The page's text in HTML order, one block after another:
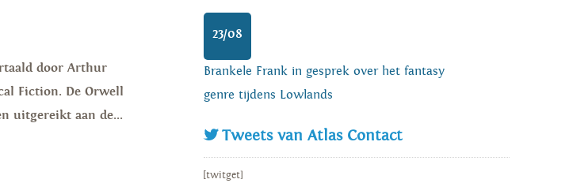
door Arthur
Fiction. De Orwell
uitgereikt aan de...
23/08
Brankele Frank in gesprek over het fantasy
genre tijdens Lowlands
Tweets van Atlas Contact
[twitget]